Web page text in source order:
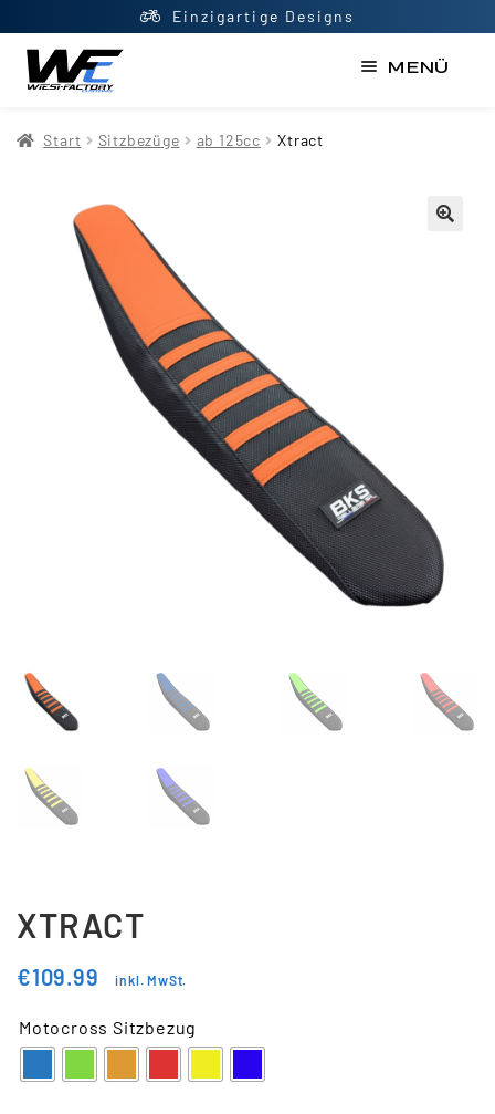
Top Beratung
MENÜ
Datenschutzerklärung
Impressum
Start Sitzbezüge ab 125cc Xtract
XTRACT
€109.99 inkl. MwSt.
Motocross Sitzbezug